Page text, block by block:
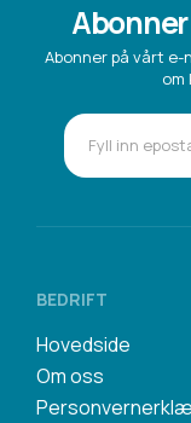
Abonner på vårt
om
BEDRIFT
Hovedside
Om oss